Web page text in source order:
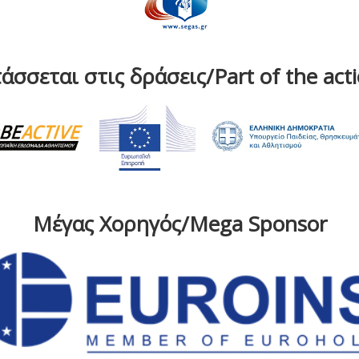
στις δράσεις/Part of the
Μέγας Χορηγός/Mega Sponsor